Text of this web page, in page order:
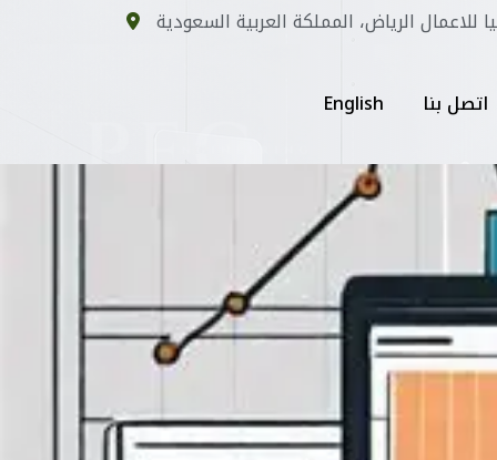
للاعمال الرياض، المملكة العربية السعودية
اتصل بنا English